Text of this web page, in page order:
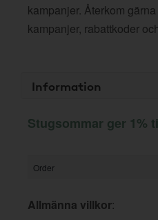
kampanjer. Återkom
kampanjer, rabattkoder
Information
Stugsommar ger 1%
Order
Allmänna villkor: